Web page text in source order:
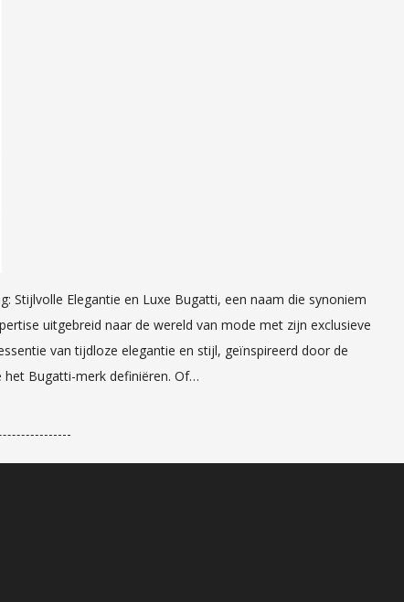
Stijlvolle Elegantie en Luxe Bugatti, een naam die synoniem
uitgebreid naar de wereld van mode met zijn exclusieve
van tijdloze elegantie en stijl, geïnspireerd door de
het Bugatti-merk definiëren. Of…